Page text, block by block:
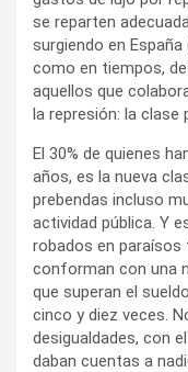
se reparten
surgiendo en
como en tiempos,
aquellos que
la represión: la clase
El 30% de quienes
años, es la nueva
prebendas incluso
actividad pública. Y
robados en
conforman con una
que superan el
cinco y diez veces.
desigualdades, con
daban cuentas a